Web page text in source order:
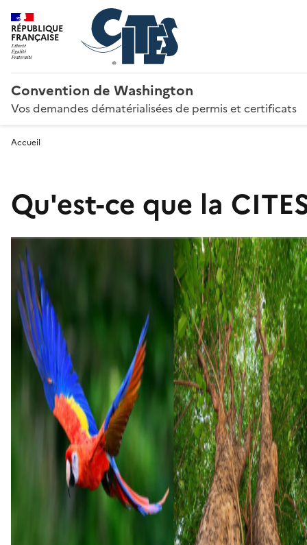
RÉPUBLIQUE
FRANÇAISE
Convention de Washington
Vos demandes dématérialisées de permis et certificats
Accueil
Qu'est-ce que la